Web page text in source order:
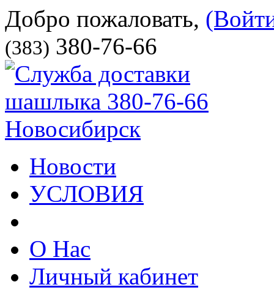
Добро пожаловать,
(383) 380-76-66
Новости
УСЛОВИЯ
О Нас
Личный кабинет